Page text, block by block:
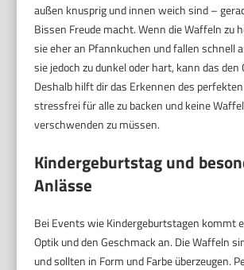
außen knusprig und innen weich sind –
Bissen Freude macht. Wenn die Waffeln zu
sie eher an Pfannkuchen und fallen schnell
sie jedoch zu dunkel oder hart, kann das den
Deshalb hilft dir das Erkennen des
stressfrei für alle zu backen und keine
verschwenden zu müssen.
Kindergeburtstag und
Anlässe
Bei Events wie Kindergeburtstagen kommt
Optik und den Geschmack an. Die Waffeln
und sollten in Form und Farbe überzeugen.